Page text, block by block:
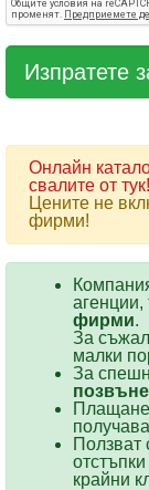
Онлайн
свалите от тук!
Цените не
фирми!
агенции,
фирми.
За
малки
За
Ползват
крайни